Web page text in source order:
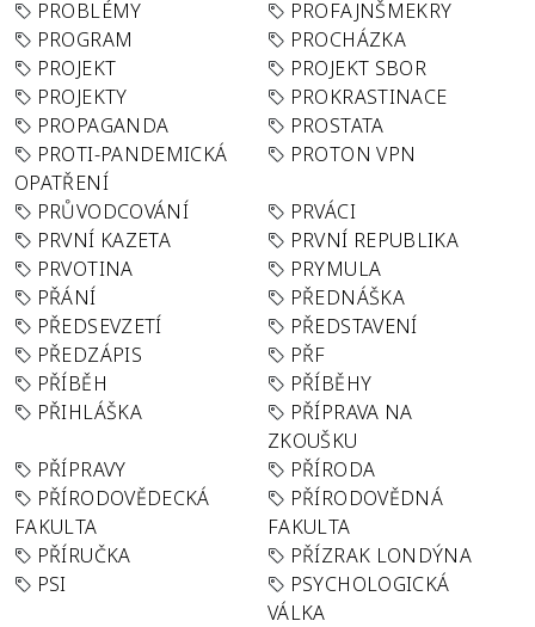
PROBLÉMY
PROFAJNŠMEKRY
PROGRAM
PROCHÁZKA
PROJEKT
PROJEKT SBOR
PROJEKTY
PROKRASTINACE
PROPAGANDA
PROSTATA
PROTI-PANDEMICKÁ
OPATŘENÍ
PROTON VPN
PRŮVODCOVÁNÍ
PRVÁCI
PRVNÍ KAZETA
PRVNÍ REPUBLIKA
PRVOTINA
PRYMULA
PŘÁNÍ
PŘEDNÁŠKA
PŘEDSEVZETÍ
PŘEDSTAVENÍ
PŘEDZÁPIS
PŘF
PŘÍBĚH
PŘÍBĚHY
PŘIHLÁŠKA
PŘÍPRAVA NA
ZKOUŠKU
PŘÍPRAVY
PŘÍRODA
PŘÍRODOVĚDECKÁ
FAKULTA
PŘÍRODOVĚDNÁ
FAKULTA
PŘÍRUČKA
PŘÍZRAK LONDÝNA
PSI
PSYCHOLOGICKÁ
VÁLKA